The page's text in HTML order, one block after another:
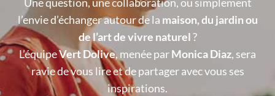
l’envie d’échanger autour de la maison, du jardin ou
de l’art de vivre naturel?
L’équipeVert Dolive, menée parMonica Diaz, sera
ravie de vous lire et de partager avec vous ses
inspirations.